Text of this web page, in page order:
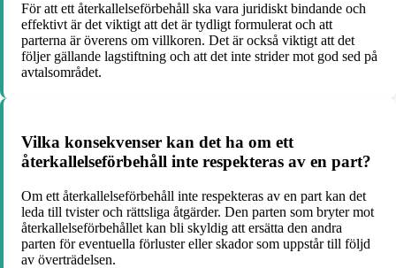
För att ett återkallelseförbehåll ska vara juridiskt bindande och
effektivt är det viktigt att det är tydligt formulerat och att
parterna är överens om villkoren. Det är också viktigt att det
följer gällande lagstiftning och att det inte strider mot god sed på
avtalsområdet.
Vilka konsekvenser kan det ha om ett
återkallelseförbehåll inte respekteras av en part?
Om ett återkallelseförbehåll inte respekteras av en part kan det
leda till tvister och rättsliga åtgärder. Den parten som bryter mot
återkallelseförbehållet kan bli skyldig att ersätta den andra
parten för eventuella förluster eller skador som uppstår till följd
av överträdelsen.